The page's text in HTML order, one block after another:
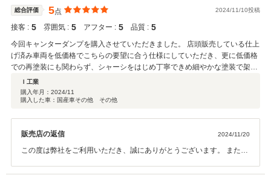
たらお気軽にお問い合わせください。これから寒さも本番となります
ので、どうぞご自愛ください。この度は誠にありがとうございまし
た。 トラストパートナー株式会社 トラストオート スタッフ一同
総合評価 5点 2024/11/10投稿
接客 : 5 雰囲気 : 5 アフター : 5 品質 : 5
今回キャンターダンプを購入させていただきました。 店頭販売している仕上
げ済み車両を低価格でこちらの要望に合う仕様にしていただき、更に低価格
での再塗装にも関わらず、シャーシをはじめ丁寧できめ細やかな塗装で架装
メーカーレベルの仕上がりで大変満足いく車両にして頂きました。 利益より
も顧客満足度優先のお店なので、今後増車や買い換えの際も是非お世話にな
りたいと思いますし、車両購入を検討している仲間にもお勧めしたいお店で
Ｉ工業
購入年月： 2024/11
購入した車：国産車その他 その他
販売店の返信 2024/11/20
この度は弊社をご利用いただき、誠にありがとうございます。 また、
囲に勧められるような安心できる会社であり続けるためにより一層努